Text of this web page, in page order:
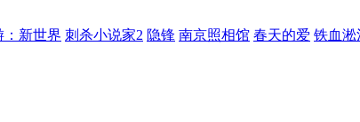
：新世界 刺杀小说家2 隐锋 南京照相馆 春天的爱 铁血淞